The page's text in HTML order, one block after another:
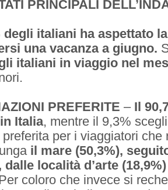
PRINCIPALI
degli italiani ha aspettato
una vacanza a giugno.
italiani in viaggio nel
PREFERITE – Il
Italia, mentre il 9,3%
preferita per i viaggiatori che
il mare (50,3%),
dalle località d’arte
coloro che invece si